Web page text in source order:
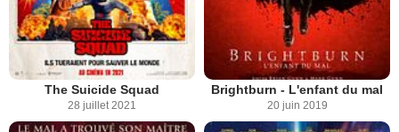
The Suicide Squad
28 juillet 2021
Brightburn - L'enfant du mal
20 juin 2019